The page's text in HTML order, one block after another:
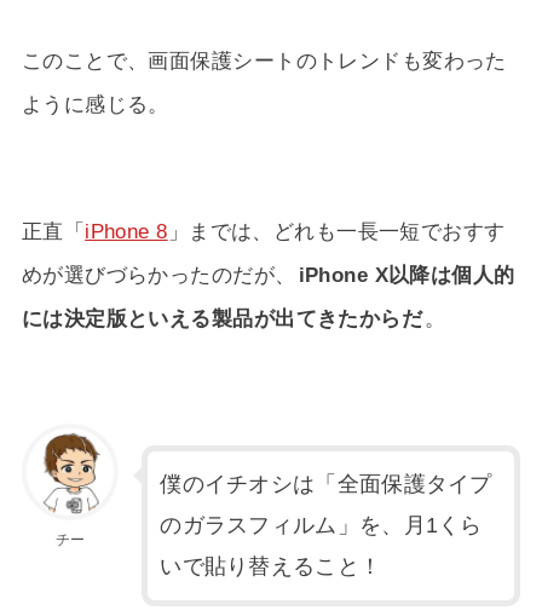
このことで、画面保護シートのトレンドも変わった
ように感じる。
正直「iPhone 8 」までは、どれも一長一短でおすす
めが選びづらかったのだが、
iPhone X以降は個人的
には決定版といえる製品が出てきたからだ。
チー
僕のイチオシは「全面保護タイプ
のガラスフィルム」を、月1くら
いで貼り替えること！